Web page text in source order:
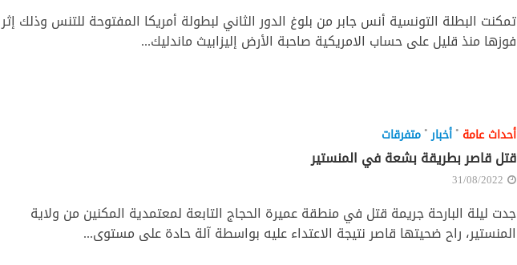
تمكنت البطلة التونسية أنس جابر من بلوغ الدور الثاني لبطولة أمريكا المفتوحة للتنس وذلك إثر
فوزها منذ قليل على حساب الامريكية صاحبة الأرض إليزابيث ماندليك...
أحداث عامة • أخبار• متفرقات
قتل قاصر بطريقة بشعة في المنستير
31/08/2022
جدت ليلة البارحة جريمة قتل في منطقة عميرة الحجاج التابعة لمعتمدية المكنين من ولاية
المنستير، راح ضحيتها قاصر نتيجة الاعتداء عليه بواسطة آلة حادة على مستوى...